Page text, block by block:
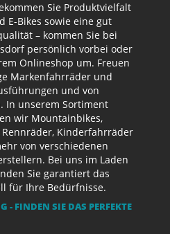
Sie Produktvielfalt
E-Bikes sowie eine gut
– kommen Sie bei
persönlich vorbei oder
Onlineshop um. Freuen
Markenfahrräder und
und von
In unserem Sortiment
wir Mountainbikes,
Rennräder, Kinderfahrräder
von verschiedenen
Bei uns im Laden
Sie garantiert das
für Ihre Bedürfnisse.
- FINDEN SIE DAS PERFEKTE